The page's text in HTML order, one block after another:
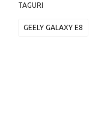
TAGURI
GEELY GALAXY E8